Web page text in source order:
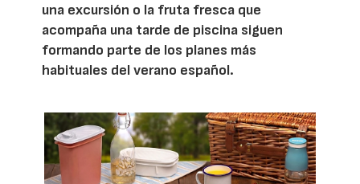
una excursión o la fruta fresca que
acompaña una tarde de piscina siguen
formando parte de los planes más
habituales del verano español.